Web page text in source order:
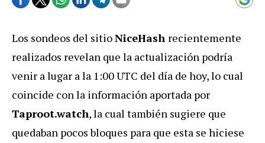
Los sondeos del sitioNiceHash recientemente
realizados revelan que la actualización podría
venir a lugar a la 1:00 UTC del día de hoy, lo cual
coincide con la información aportada por
Taproot.watch, la cual también sugiere que
quedaban pocos bloques para que esta se hiciese